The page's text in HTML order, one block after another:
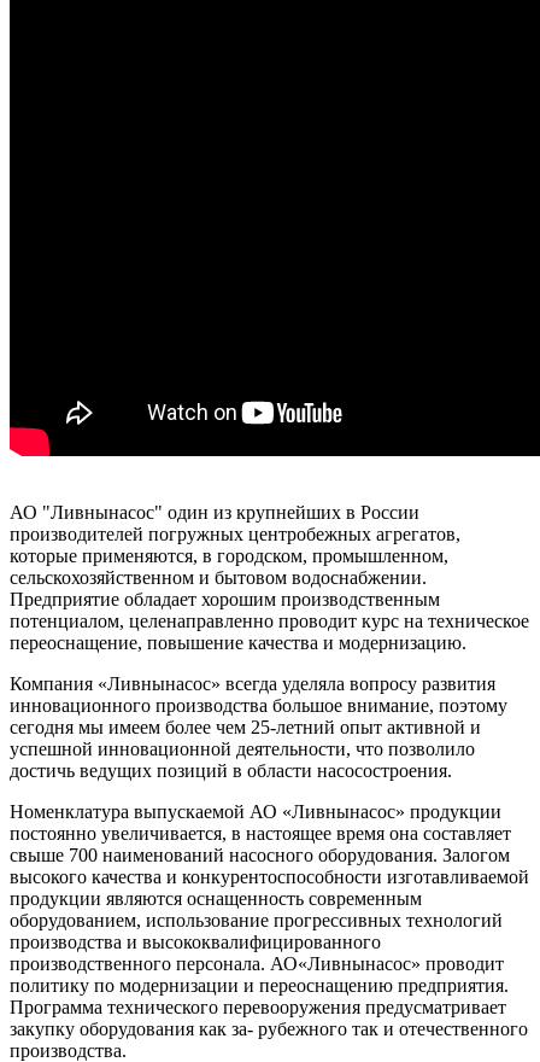
АО "Ливнынасос" один из крупнейших в России
производителей погружных центробежных агрегатов,
которые применяются, в городском, промышленном,
сельскохозяйственном и бытовом водоснабжении.
Предприятие обладает хорошим производственным
потенциалом, целенаправленно проводит курс на техническое
переоснащение, повышение качества и модернизацию.
Компания «Ливнынасос» всегда уделяла вопросу развития
инновационного производства большое внимание, поэтому
сегодня мы имеем более чем 25-летний опыт активной и
успешной инновационной деятельности, что позволило
достичь ведущих позиций в области насосостроения.
Номенклатура выпускаемой АО «Ливнынасос» продукции
постоянно увеличивается, в настоящее время она составляет
свыше 700 наименований насосного оборудования. Залогом
высокого качества и конкурентоспособности изготавливаемой
продукции являются оснащенность современным
оборудованием, использование прогрессивных технологий
производства и высококвалифицированного
производственного персонала. АО«Ливнынасос» проводит
политику по модернизации и переоснащению предприятия.
Программа технического перевооружения предусматривает
закупку оборудования как за- рубежного так и отечественного
производства.